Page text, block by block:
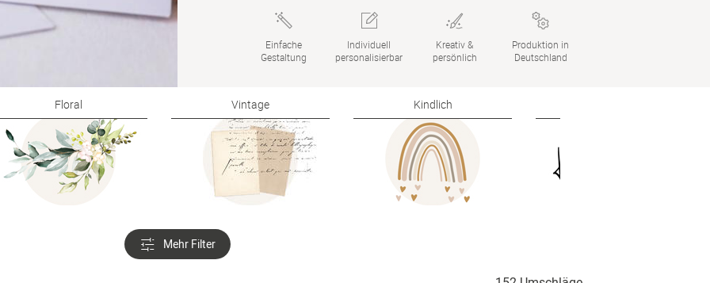
Einfache
Gestaltung
Individuell
personalisierbar
Kreativ &
persönlich
Produktion in
Deutschland
Floral Vintage Kindlich
Mehr Filter